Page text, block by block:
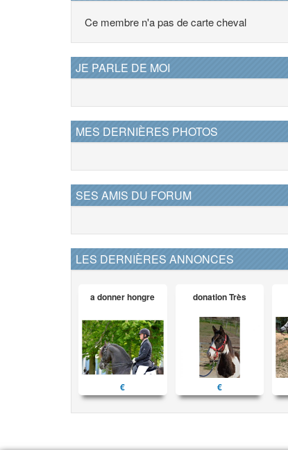
Ce membre n'a pas de carte cheval
JE PARLE DE MOI
MES DERNIÈRES PHOTOS
SES AMIS DU FORUM
LES DERNIÈRES ANNONCES
a donner hongre
€
donation Très
€